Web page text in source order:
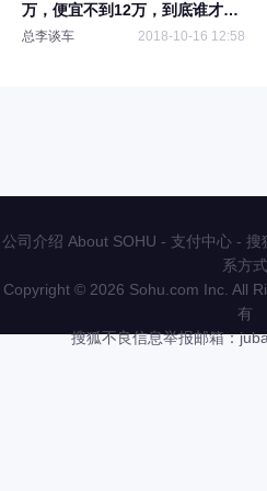
万，便宜不到12万，到底谁才是
套牌
总李谈车 2018-10-16 12:58
公司介绍 About SOHU - 支付中心 - 搜
系方式
Copyright © 2026 Sohu.com Inc. All
有
搜狐不良信息举报邮箱：